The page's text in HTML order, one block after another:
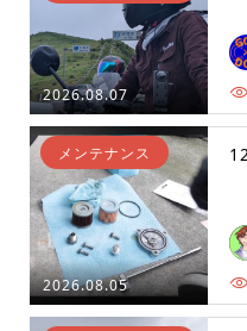
2026.08.07
2026.08.05
メンテナンス